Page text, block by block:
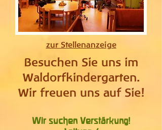
zur Stellenanzeige
Besuchen Sie uns im
Waldorfkindergarten.
Wir freuen uns auf Sie!
Wir suchen Verstärkung!